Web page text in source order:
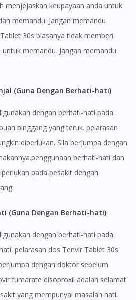
menjejaskan keupayaan anda untuk
memandu. Jangan memandu
30s biasanya tidak memberi
memandu. Jangan memandu
(Guna Dengan Berhati-hati)
dengan berhati-hati pada
pinggang yang teruk. pelarasan
diperlukan. Sila berjumpa dengan
berhati-hati dan
pada pesakit dengan
(Guna Dengan Berhati-hati)
dengan berhati-hati pada
pelarasan dos Tenvir Tablet 30s
dengan doktor sebelum
fumarate disoproxil adalah selamat
yang mempunyai masalah hati.